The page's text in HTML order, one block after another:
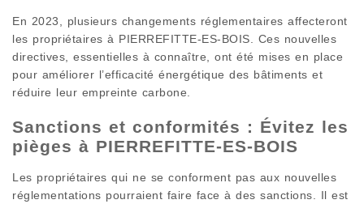
En 2023, plusieurs changements réglementaires affecteront
les propriétaires à PIERREFITTE-ES-BOIS. Ces nouvelles
directives, essentielles à connaître, ont été mises en place
pour améliorer l’efficacité énergétique des bâtiments et
réduire leur empreinte carbone.
Sanctions et conformités : Évitez les
pièges à PIERREFITTE-ES-BOIS
Les propriétaires qui ne se conforment pas aux nouvelles
réglementations pourraient faire face à des sanctions. Il est